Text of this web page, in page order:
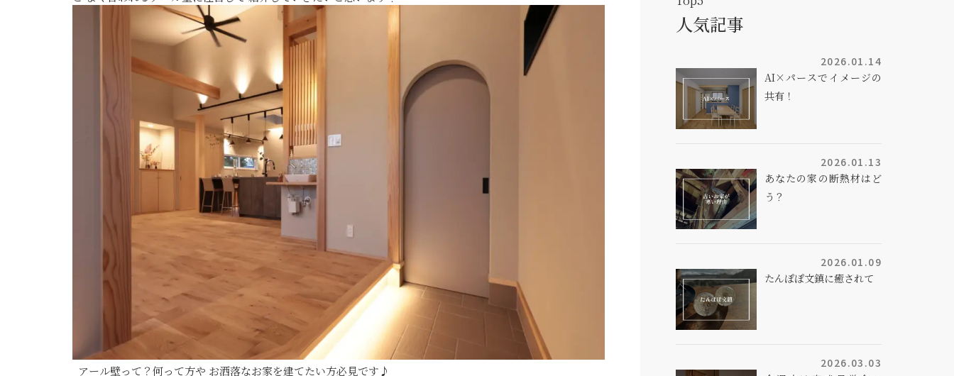
アール壁って？何って方や お洒落なお家を建てたい方必見です♪
人気記事
2026.01.14
AI×パースでイメージの
共有！
2026.01.13
あなたの家の断熱材はど
う？
2026.01.09
たんぽぽ文鎮に癒されて
2026.03.03